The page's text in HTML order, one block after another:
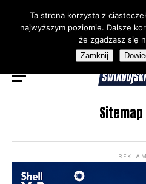
Sitemap
Ta strona korzysta z
najwyższym poziomie. Dalsze
że zgadzasz się
Zamknij